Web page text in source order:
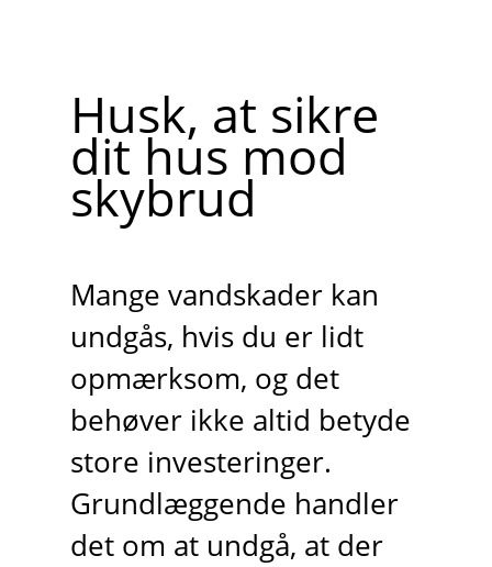
Husk, at sikre
dit hus mod
skybrud
Mange vandskader kan
undgås, hvis du er lidt
opmærksom, og det
behøver ikke altid betyde
store investeringer.
Grundlæggende handler
det om at undgå, at der